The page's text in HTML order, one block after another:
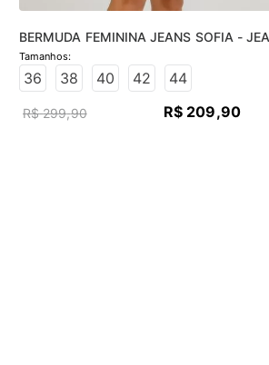
BERMUDA FEMININA JEANS SOFIA -
CLARO
36 38 40 42 44
R$ 299,90 R$ 209,90